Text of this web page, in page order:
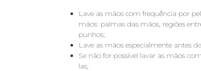
Lave as mãos com frequência por
mãos: palmas das mãos, regiões
punhos;
Lave as mãos especialmente antes
Se não for possível lavar as mãos
las;